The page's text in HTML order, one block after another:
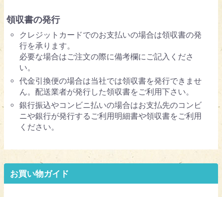
領収書の発行
クレジットカードでのお支払いの場合は領収書の発
行を承ります。
必要な場合はご注文の際に備考欄にご記入くださ
い。
代金引換便の場合は当社では領収書を発行できませ
ん。配送業者が発行した領収書をご利用下さい。
銀行振込やコンビニ払いの場合はお支払先のコンビ
ニや銀行が発行するご利用明細書や領収書をご利用
ください。
お買い物ガイド